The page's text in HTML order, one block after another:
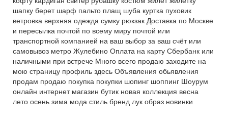
шапку берет шарф пальто плащ шуба куртка пуховик
ветровка верхняя одежда сумку рюкзак Доставка по Москве
и пересылка почтой по всему миру почтой или
транспортной компанией на ваш выбор за ваш счёт или
самовывоз метро Жулебино Оплата на карту Сбербанк или
наличными при встрече Много всего продаю заходите на
мою страницу профиль здесь Объявления обьявления
продам продаю покупка покупки шопинг шоппинг Шоурум
онлайн интернет магазин бутик новая коллекция весна
лето осень зима мода стиль бренд лук образ новинки